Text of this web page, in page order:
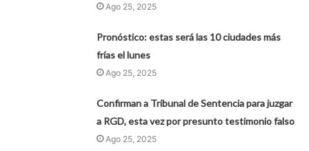
Ago 25, 2025
Pronóstico: estas será las 10 ciudades más
frías el lunes
Ago 25, 2025
Confirman a Tribunal de Sentencia para juzgar
a RGD, esta vez por presunto testimonio falso
Ago 25, 2025